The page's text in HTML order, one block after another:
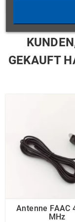
GEKAUFT
Antenne FAAC
MHz